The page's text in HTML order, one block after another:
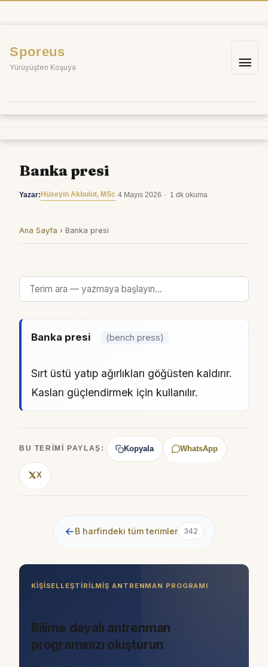
Sporeus
Yürüyüşten Koşuya
Ana
Banka presi
Yazar: Hüseyin Akbulut, MSc 4 Mayıs 2026 1 dk okuma
Ana Sayfa › Banka presi
Banka presi (bench press)
Sırt üstü yatıp ağırlıkları göğüsten kaldırır.
Kasları güçlendirmek için kullanılır.
BU TERIMI PAYLAŞ: Kopyala WhatsApp
X
←B harfindeki tüm terimler 342
KIŞISELLEŞTIRILMIŞ ANTRENMAN PROGRAMI
Bilime dayalı antrenman
programınızı oluşturun